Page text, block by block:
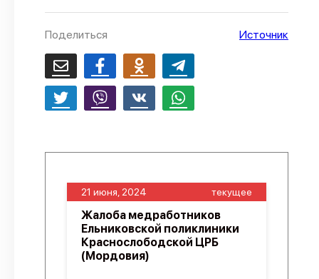
Поделиться Источник
21 июня, 2024 текущее
Жалоба медработников
Ельниковской поликлиники
Краснослободской ЦРБ
(Мордовия)